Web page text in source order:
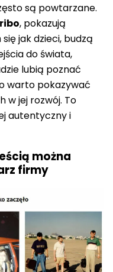
są powtarzane.
, pokazują
jak dzieci, budzą
do świata,
lubią poznać
warto pokazywać
w jej rozwój. To
autentyczny i
można
firmy